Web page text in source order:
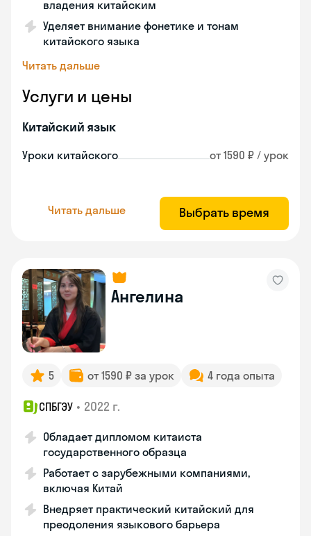
владения китайским
Уделяет внимание фонетике и тонам
китайского языка
Читать дальше
Услуги и цены
Китайский язык
Уроки китайского от 1590 ₽ / урок
Читать дальше Выбрать время
Ангелина
5 от 1590 ₽ за урок 4 года опыта
СПБГЭУ • 2022 г.
Обладает дипломом китаиста
государственного образца
Работает с зарубежными компаниями,
включая Китай
Внедряет практический китайский для
преодоления языкового барьера